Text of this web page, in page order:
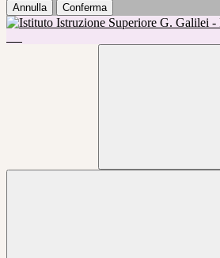
Annulla Conferma